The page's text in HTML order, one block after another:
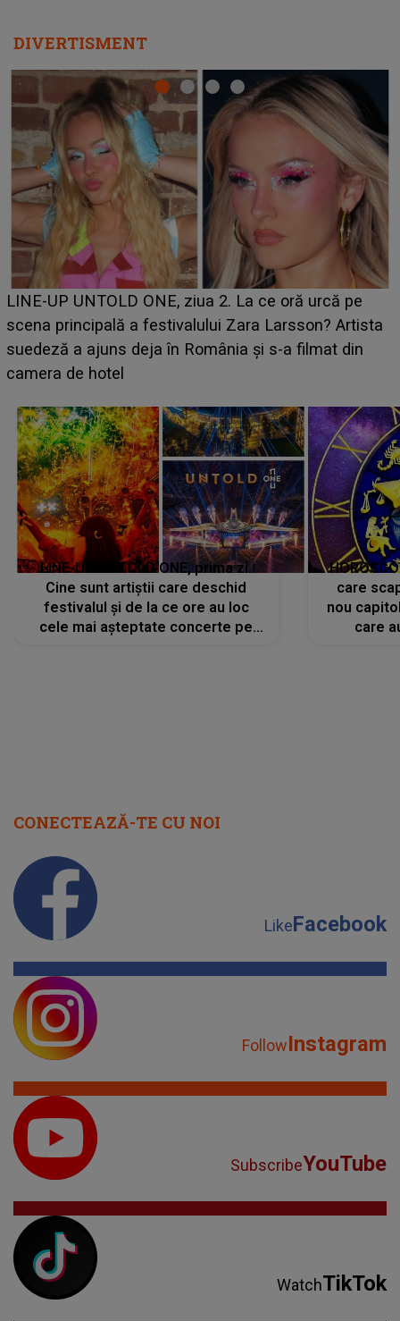
DIVERTISMENT
Ce a dezvăluit noua concurentă din "Casa Iubirii" l-a
luat prin surprindere pe Emanuel. CINE ESTE
BĂIATUL VIZAT de Alexandra?! Aflându-se în fața
faptului împlinit, A RECUNOSCUT IMEDIAT: "Am
LINE-UP UNTOLD ONE, prima zi.
Cine sunt artiștii care deschid
festivalul și de la ce ore au loc
cele mai așteptate concerte pe
care
nou
care
CONECTEAZĂ-TE CU NOI
LikeFacebook
FollowInstagram
SubscribeYouTube
WatchTikTok